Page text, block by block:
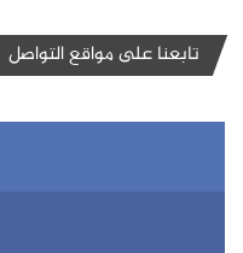
تابعنا على مواقع التواصل